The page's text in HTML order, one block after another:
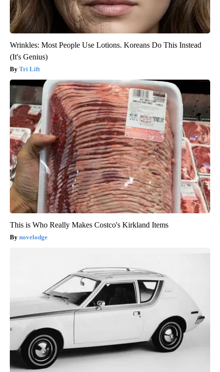
Wrinkles: Most People Use Lotions. Koreans Do This Instead
(It's Genius)
Tri Lift
This is Who Really Makes Costco's Kirkland Items
novelodge